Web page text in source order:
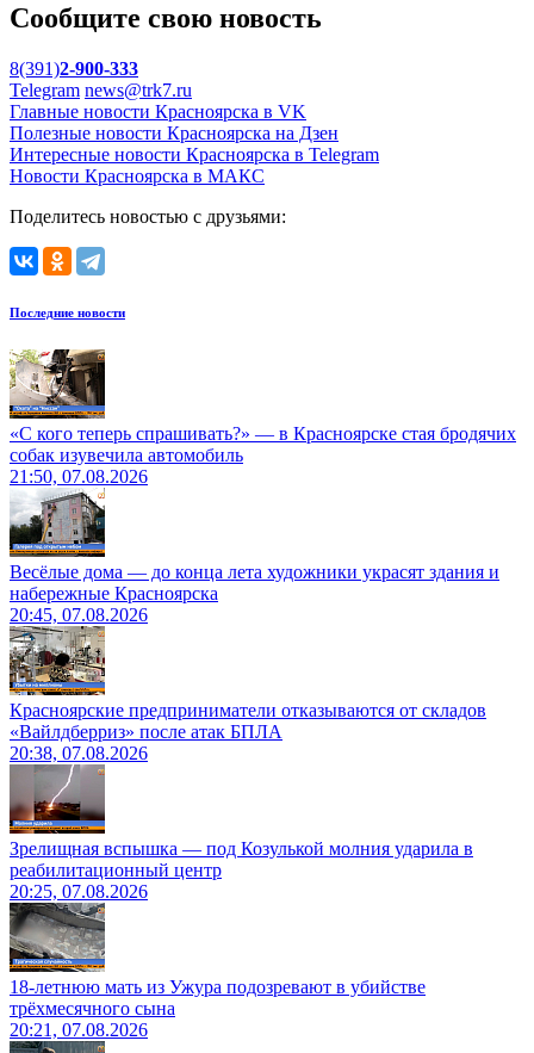
Сообщите свою новость
8(391)2-900-333
Telegram news@trk7.ru
Главные новости Красноярска в VK
Полезные новости Красноярска на Дзен
Интересные новости Красноярска в Telegram
Новости Красноярска в МАКС
Поделитесь новостью с друзьями:
Последние новости
«С кого теперь спрашивать?» — в Красноярске стая бродячих
собак изувечила автомобиль
21:50, 07.08.2026
Весёлые дома — до конца лета художники украсят здания и
набережные Красноярска
20:45, 07.08.2026
Красноярские предприниматели отказываются от складов
«Вайлдберриз» после атак БПЛА
20:38, 07.08.2026
Зрелищная вспышка — под Козулькой молния ударила в
реабилитационный центр
20:25, 07.08.2026
18-летнюю мать из Ужура подозревают в убийстве
трёхмесячного сына
20:21, 07.08.2026